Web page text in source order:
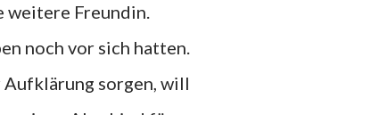
weitere Freundin.
noch vor sich hatten.
sorgen, will